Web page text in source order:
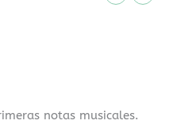
notas musicales.